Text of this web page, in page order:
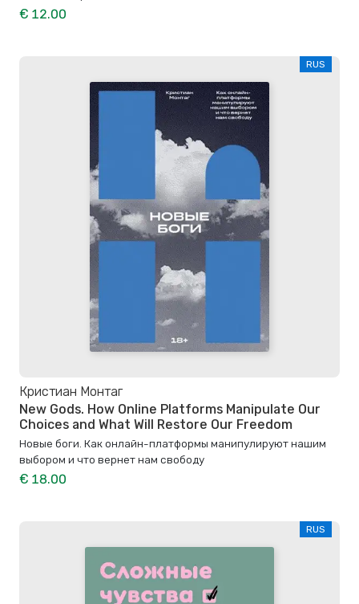
€ 12.00
RUS
Кристиан Монтаг
New Gods. How Online Platforms Manipulate Our
Choices and What Will Restore Our Freedom
Новые боги. Как онлайн-платформы манипулируют нашим
выбором и что вернет нам свободу
€ 18.00
RUS